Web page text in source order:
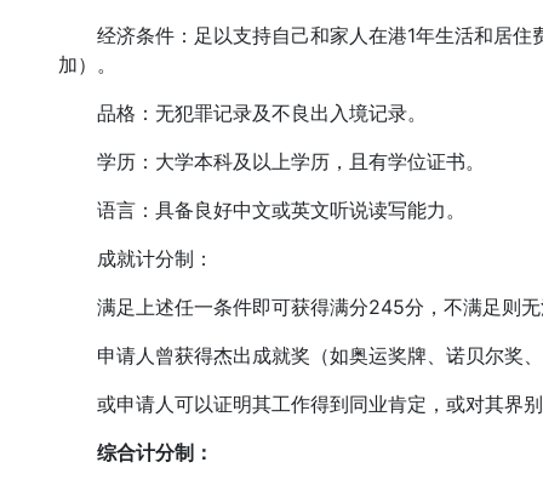
经济条件：足以支持自己和家人在港1年生活和居住
加）。
品格：无犯罪记录及不良出入境记录。
学历：大学本科及以上学历，且有学位证书。
语言：具备良好中文或英文听说读写能力。
成就计分制：
满足上述任一条件即可获得满分245分，不满足则无
申请人曾获得杰出成就奖（如奥运奖牌、诺贝尔奖
或申请人可以证明其工作得到同业肯定，或对其界
综合计分制：